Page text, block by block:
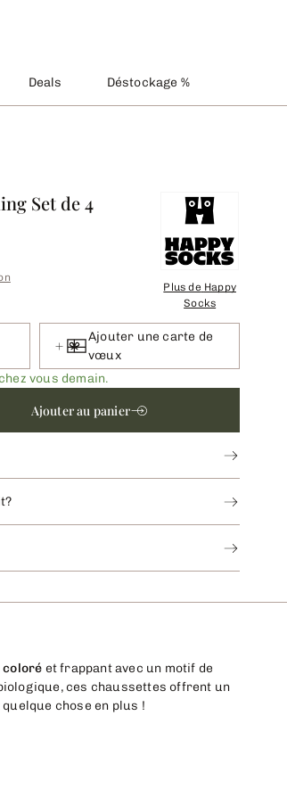
Deals Déstockage %
Set de 4
Plus de Happy
Socks
Ajouter une carte de
vœux
vous demain.
Ajouter au panier
coloré et frappant avec un motif de
ces chaussettes offrent un
chose en plus !